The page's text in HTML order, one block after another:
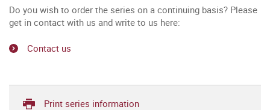
Do you wish to order the series on a continuing basis? Please
get in contact with us and write to us here:
Contact us
Print series information